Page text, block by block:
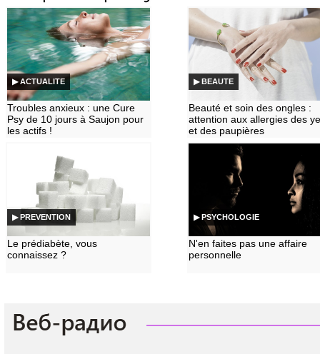
▶ ACTUALITE
Troubles anxieux : une Cure
Psy de 10 jours à Saujon pour
les actifs !
▶ BEAUTE
Beauté et soin des ongles :
attention aux allergies des
et des paupières
▶ PREVENTION
Le prédiabète, vous
connaissez ?
▶ PSYCHOLOGIE
N'en faites pas une affaire
personnelle